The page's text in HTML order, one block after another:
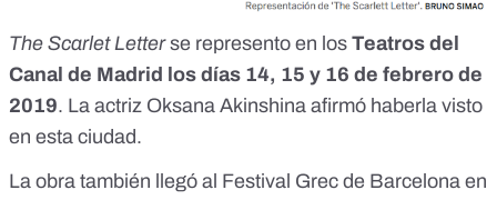
The Scarlet Letterse represento en los Teatros del
Canal de Madrid los días 14, 15 y 16 de febrero de
2019. La actriz Oksana Akinshina afirmó haberla visto
en esta ciudad.
La obra también llegó al Festival Grec de Barcelona en